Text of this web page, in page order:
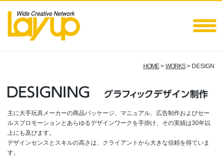
HOME> WORKS> DESIGN
主に大手玩具メーカーの商品パッケージ、マニュアル、広告制作およびセー
ルスプロモーションとあらゆるデザインワークを手掛け、その実績は30年以
上にも及びます。
デザインセンスとスキルの高さは、クライアントから大きな信頼を得ていま
す。